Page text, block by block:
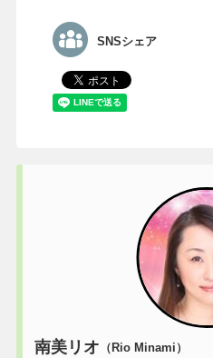
SNSシェア
南美リオ （Rio Minami）